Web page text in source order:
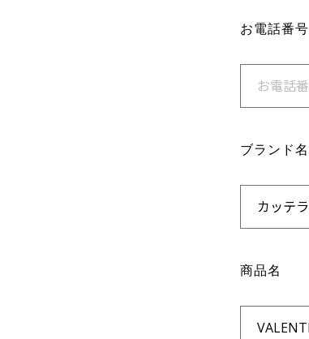
お電話番号
ブランド名
商品名